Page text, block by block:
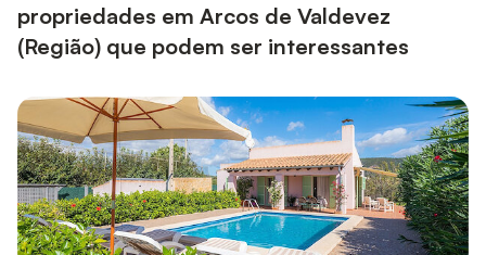
propriedades em Arcos de Valdevez
(Região) que podem ser interessantes